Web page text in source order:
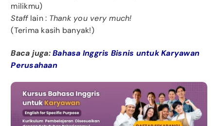
milikmu)
Stafflain : Thank you very much!
(Terima kasih banyak!)
Baca juga:Bahasa Inggris Bisnis untuk Karyawan
Perusahaan